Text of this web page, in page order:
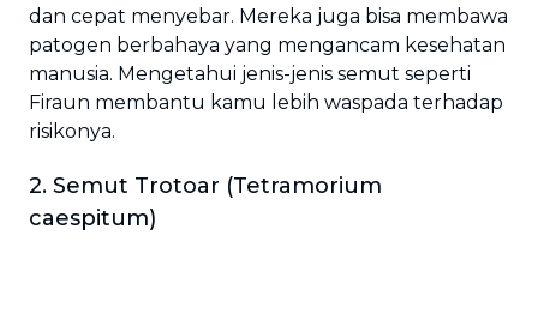
dan cepat menyebar. Mereka juga bisa membawa
patogen berbahaya yang mengancam kesehatan
manusia. Mengetahui jenis-jenis semut seperti
Firaun membantu kamu lebih waspada terhadap
risikonya.
2. Semut Trotoar (Tetramorium
caespitum)